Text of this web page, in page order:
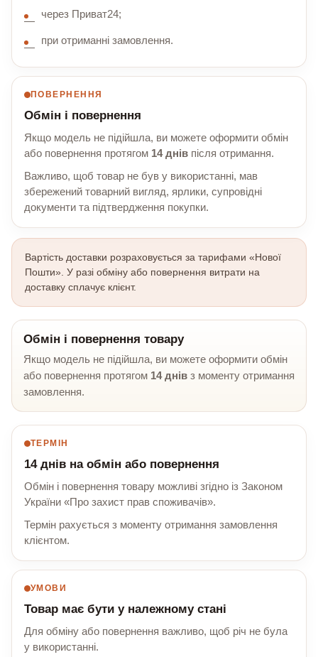
через Приват24;
при отриманні замовлення.
ПОВЕРНЕННЯ
Обмін і повернення
Якщо модель не підійшла, ви можете оформити обмін
або повернення протягом 14 днів після отримання.
Важливо, щоб товар не був у використанні, мав
збережений товарний вигляд, ярлики, супровідні
документи та підтвердження покупки.
Вартість доставки розраховується за тарифами «Нової
Пошти». У разі обміну або повернення витрати на
доставку сплачує клієнт.
Обмін і повернення товару
Якщо модель не підійшла, ви можете оформити обмін
або повернення протягом 14 днів з моменту отримання
замовлення.
ТЕРМІН
14 днів на обмін або повернення
Обмін і повернення товару можливі згідно із Законом
України «Про захист прав споживачів».
Термін рахується з моменту отримання замовлення
клієнтом.
УМОВИ
Товар має бути у належному стані
Для обміну або повернення важливо, щоб річ не була
у використанні.